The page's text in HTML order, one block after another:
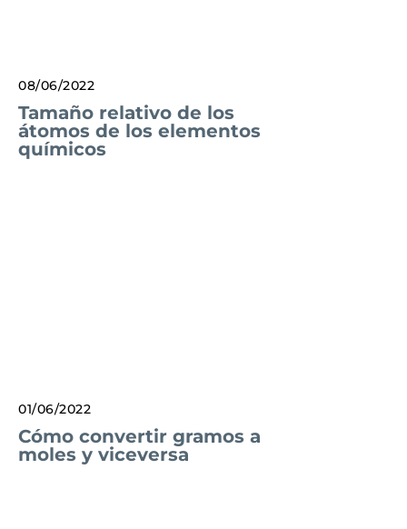
08/06/2022
Tamaño relativo de los
átomos de los elementos
químicos
01/06/2022
Cómo convertir gramos a
moles y viceversa